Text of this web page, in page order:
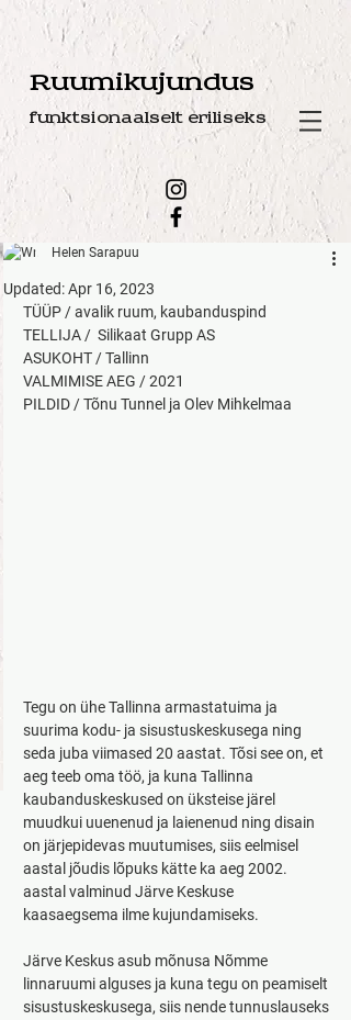
Ruumikujundus
funktsionaalselt eriliseks
Helen Sarapuu
Updated:Apr 16, 2023
TÜÜP / avalik ruum, kaubanduspind
TELLIJA /  Silikaat Grupp AS
ASUKOHT / Tallinn
​VALMIMISE AEG / 2021
PILDID / Tõnu Tunnel ja Olev Mihkelmaa
Tegu on ühe Tallinna armastatuima ja
suurima kodu- ja sisustuskeskusega ning
seda juba viimased 20 aastat. Tõsi see on, et
aeg teeb oma töö, ja kuna Tallinna
kaubanduskeskused on üksteise järel
muudkui uuenenud ja laienenud ning disain
on järjepidevas muutumises, siis eelmisel
aastal jõudis lõpuks kätte ka aeg 2002.
aastal valminud Järve Keskuse
kaasaegsema ilme kujundamiseks.
Järve Keskus asub mõnusa Nõmme
linnaruumi alguses ja kuna tegu on peamiselt
sisustuskeskusega, siis nende tunnuslauseks